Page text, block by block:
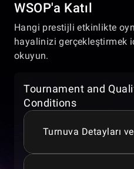
WSOP'a Katıl
Hangi prestijli etkinlikte
hayalinizi gerçekleştirmek
okuyun.
Tournament and
Conditions
Turnuva Detayları ve